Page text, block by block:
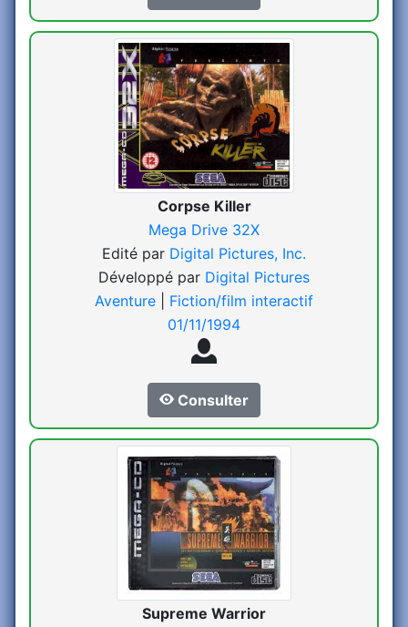
Corpse Killer
Mega Drive 32X
Edité par Digital Pictures, Inc.
Développé par Digital Pictures
Aventure
Fiction/film interactif
01/11/1994
Consulter
Supreme Warrior